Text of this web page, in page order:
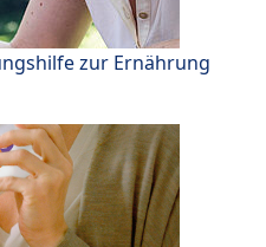
zur Ernährung